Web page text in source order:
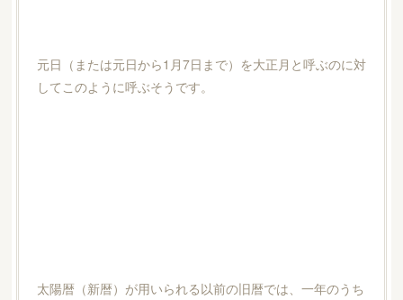
元日（または元日から1月7日まで）を大正月と呼ぶのに対
してこのように呼ぶそうです。
太陽暦（新暦）が用いられる以前の旧暦では、一年のうち